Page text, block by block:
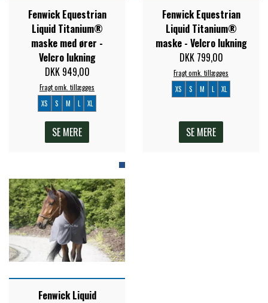
Fenwick Equestrian
Liquid Titanium®
maske med ører -
Velcro lukning
DKK 949,00
Fragt omk. tillægges
XS
S M L XL
SE MERE
Fenwick Equestrian
Liquid Titanium®
maske - Velcro lukning
DKK 799,00
Fragt omk. tillægges
XS
S M L XL
SE MERE
Fenwick Liquid